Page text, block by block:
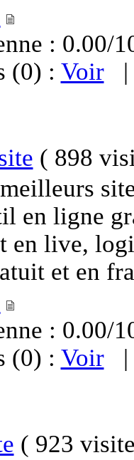
:
(0) : Voir
( 898
en ligne
en live,
et en
:
(0) : Voir
( 923